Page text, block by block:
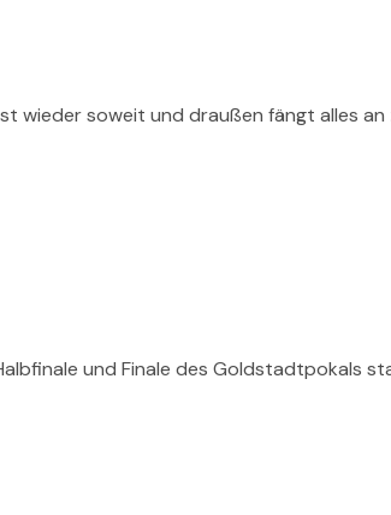
soweit und draußen fängt alles
und Finale des Goldstadtpokals